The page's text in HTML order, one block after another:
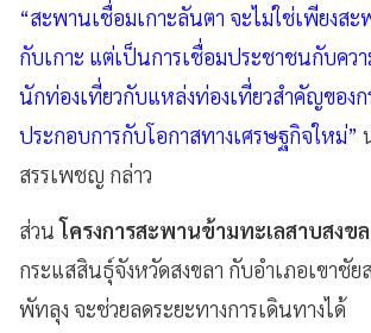
“สะพานเชื่อมเกาะลันตา จะไม่ใช่เพียงส
กับเกาะ แต่เป็นการเชื่อมประชาชนกับคว
นักท่องเที่ยวกับแหล่งท่องเที่ยวสำคัญของ
ประกอบการกับโอกาสทางเศรษฐกิจใหม่”
สรรเพชญ กล่าว
ส่วนโครงการสะพานข้ามทะเลสาบสงข
กระแสสินธุ์จังหวัดสงขลา กับอำเภอเขาชัย
พัทลุง จะช่วยลดระยะทางการเดินทางได้